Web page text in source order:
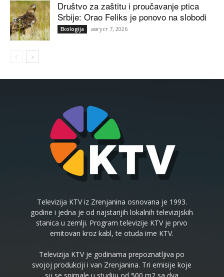
Društvo za zaštitu i proučavanje ptica
Srbije: Orao Feliks je ponovo na slobodi
Ekologija август 7, 2026
Televizija KTV iz Zrenjanina osnovana je 1993.
godine i jedna je od najstarijih lokalnih televizijskih
stanica u zemlji. Program televizije KTV je prvo
emitovan kroz kabl, te otuda ime KTV.
Televizija KTV je godinama prepoznatljiva po
svojoj produkciji i van Zrenjanina. Tri emisije koje